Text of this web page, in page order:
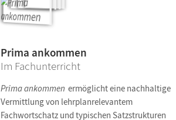
Prima ankommen
Im Fachunterricht
Prima ankommen ermöglicht eine nachhaltige
Vermittlung von lehrplanrelevantem
Fachwortschatz und typischen Satzstrukturen